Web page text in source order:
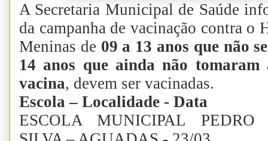
A Secretaria Municipal de Saúde
da campanha de vacinação contra o
Meninas de 09 a 13 anos que não
14 anos que ainda não tomaram
vacina, devem ser vacinadas.
Escola – Localidade - Data
ESCOLA MUNICIPAL